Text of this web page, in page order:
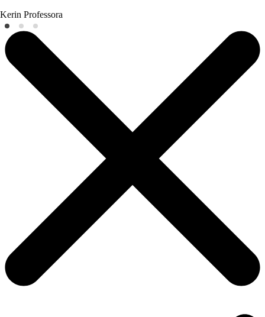
Kerin Professora